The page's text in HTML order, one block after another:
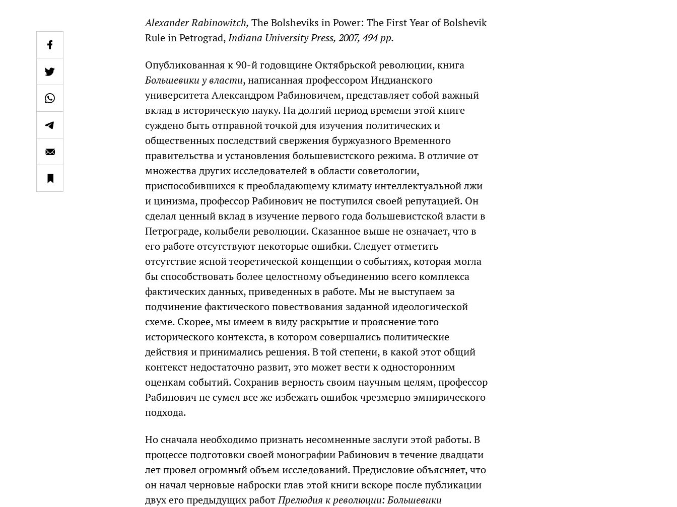
Alexander Rabinowitch, The Bolsheviks in Power: The First Year of Bolshevik
Rule in Petrograd,Indiana University Press, 2007, 494 pp.
Опубликованная к 90-й годовщине Октябрьской революции, книга
Большевики у власти, написанная профессором Индианского
университета Александром Рабиновичем, представляет собой важный
вклад в историческую науку. На долгий период времени этой книге
суждено быть отправной точкой для изучения политических и
общественных последствий свержения буржуазного Временного
правительства и установления большевистского режима. В отличие от
множества других исследователей в области советологии,
приспособившихся к преобладающему климату интеллектуальной лжи
и цинизма, профессор Рабинович не поступился своей репутацией. Он
сделал ценный вклад в изучение первого года большевистской власти в
Петрограде, колыбели революции. Сказанное выше не означает, что в
его работе отсутствуют некоторые ошибки. Следует отметить
отсутствие ясной теоретической концепции о событиях, которая могла
бы способствовать более целостному объединению всего комплекса
фактических данных, приведенных в работе. Мы не выступаем за
подчинение фактического повествования заданной идеологической
схеме. Скорее, мы имеем в виду раскрытие и прояснение того
исторического контекста, в котором совершались политические
действия и принимались решения. В той степени, в какой этот общий
контекст недостаточно развит, это может вести к односторонним
оценкам событий. Сохранив верность своим научным целям, профессор
Рабинович не сумел все же избежать ошибок чрезмерно эмпирического
подхода.
Но сначала необходимо признать несомненные заслуги этой работы. В
процессе подготовки своей монографии Рабинович в течение двадцати
лет провел огромный объем исследований. Предисловие объясняет, что
он начал черновые наброски глав этой книги вскоре после публикации
двух его предыдущих работПрелюдия к революции: Большевики